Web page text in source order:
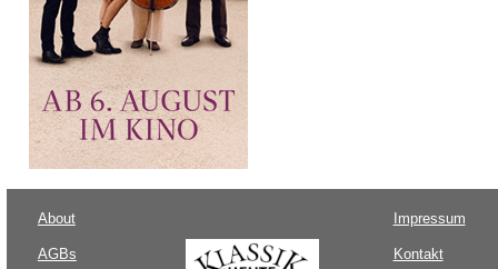
About
AGBs
Impressum
Kontakt